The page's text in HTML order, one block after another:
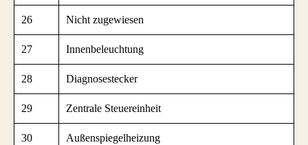
26 Nicht zugewiesen
27 Innenbeleuchtung
28 Diagnosestecker
29 Zentrale Steuereinheit
30 Außenspiegelheizung